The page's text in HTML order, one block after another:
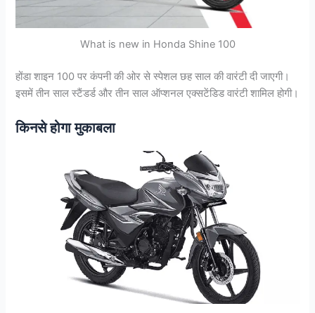
What is new in Honda Shine 100
होंडा शाइन 100 पर कंपनी की ओर से स्पेशल छह साल की वारंटी दी जाएगी।
इसमें तीन साल स्टैंडर्ड और तीन साल ऑप्शनल एक्सटेंडिड वारंटी शामिल होगी।
किनसे होगा मुकाबला